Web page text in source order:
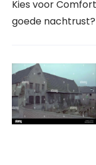
Kies voor
goede